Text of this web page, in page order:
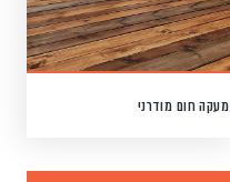
מעקה חום מודרני